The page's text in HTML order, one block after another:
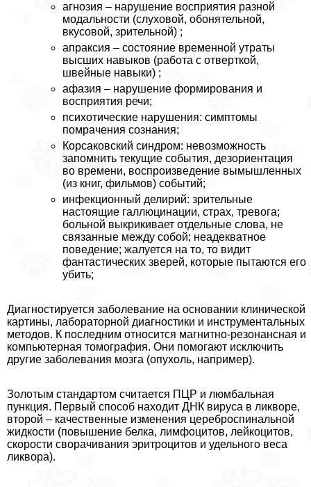
агнозия – нарушение восприятия разной
модальности (слуховой, обонятельной,
вкусовой, зрительной) ;
апpaксия – состояние временной утраты
высших навыков (работа с отверткой,
швейные навыки) ;
афазия – нарушение формирования и
восприятия речи;
психотические нарушения: симптомы
помрачения сознания;
Корсаковский синдром: невозможность
запомнить текущие события, дезориентация
во времени, воспроизведение вымышленных
(из книг, фильмов) событий;
инфекционный делирий: зрительные
настоящие галлюцинации, страх, тревога;
больной выкрикивает отдельные слова, не
связанные между собой; неадекватное
поведение; жалуется на то, то видит
фантастических зверей, которые пытаются его
убить;
Диагностируется заболевание на основании клинической
картины, лабораторной диагностики и инструментальных
методов. К последним относится магнитно-резонансная и
компьютерная томография. Они помогают исключить
другие заболевания мозга (опухоль, например).
Золотым стандартом считается ПЦР и люмбальная
пункция. Первый способ находит ДНК вируса в ликворе,
второй – качественные изменения цереброспинальной
жидкости (повышение белка, лимфоцитов, лейкоцитов,
скорости сворачивания эритроцитов и удельного веса
ликвора).